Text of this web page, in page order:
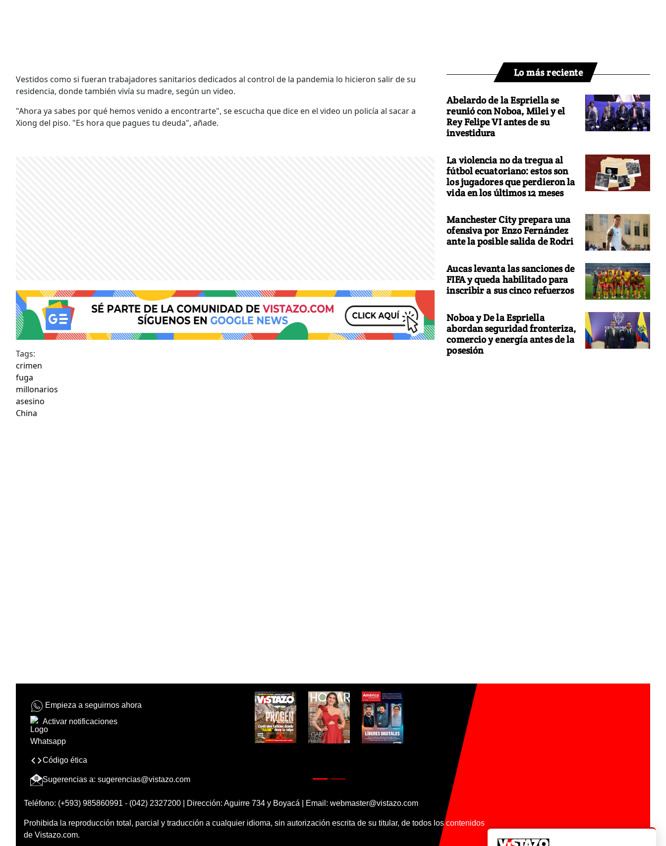
Vestidos como si fueran trabajadores sanitarios dedicados al control de la pandemia lo hicieron salir de su
residencia, donde también vivía su madre, según un video.
"Ahora ya sabes por qué hemos venido a encontrarte", se escucha que dice en el video un policía al sacar a
Xiong del piso. "Es hora que pagues tu deuda", añade.
Tags:
crimen
fuga
millonarios
asesino
China
Lo más reciente
Abelardo de la Espriella se
reunió con Noboa, Milei y el
Rey Felipe VI antes de su
investidura
La violencia no da tregua al
fútbol ecuatoriano: estos son
los jugadores que perdieron la
vida en los últimos 12 meses
Manchester City prepara una
ofensiva por Enzo Fernández
ante la posible salida de Rodri
Aucas levanta las sanciones de
FIFA y queda habilitado para
inscribir a sus cinco refuerzos
Noboa y De la Espriella
abordan seguridad fronteriza,
comercio y energía antes de la
posesión
Empieza a seguirnos ahora
Activar notificaciones
Código ética
Sugerencias a: sugerencias@vistazo.com
Teléfono: (+593) 985860991 - (042) 2327200 | Dirección: Aguirre 734 y Boyacá | Email: webmaster@vistazo.com
Prohibida la reproducción total, parcial y traducción a cualquier idioma, sin autorización escrita de su titular, de todos los contenidos
de Vistazo.com.